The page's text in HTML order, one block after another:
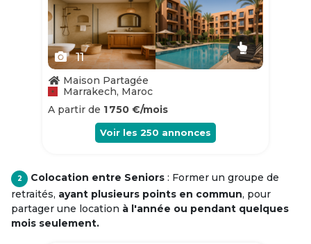
11
Maison Partagée
Marrakech, Maroc
A partir de 1 750 €/mois
Voir les 250 annonces
2 Colocation entre Seniors : Former un groupe de
retraités, ayant plusieurs points en commun, pour
partager une location à l'année ou pendant quelques
mois seulement.